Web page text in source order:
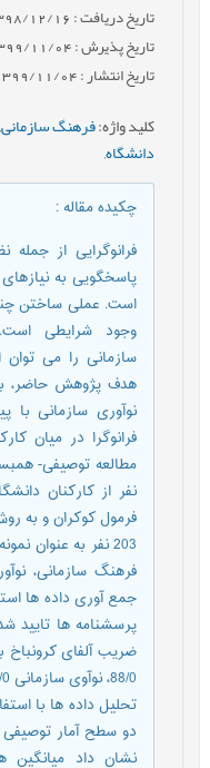
تاریخ دریافت : 1398/12/16
تاریخ پذیرش : 1399/11/04
تاریخ انتشار : 1399/11/04
کلید واژه:فرهنگ سازمانی,
دانشگاه,
چکیده مقاله:
فرانوگرایی از
پاسخگویی به
است. عملی ساختن
وجود شرایطی
سازمانی را می توان
هدف پژوهش حاضر،
نوآوری سازمانی با
فرانوگرا در میان
نفر از کارکنان
فرمول کوکران و به
203 نفر به عنوان
فرهنگ سازمانی،
جمع آوری داده ها
پرسشنامه ها تایید
ضریب آلفای کرونباخ
دو سطح آمار توصیفی
نشان داد